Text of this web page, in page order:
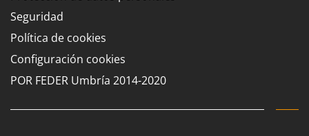
Stäubegeräte für Traktor
Staubsauger - Elektrobesen
T
Teppichreiniger und Teppichbodenreiniger
Infaco
Intec
Intex
Iseki
ITM
Seguridad
Política de cookies
Configuración cookies
POR FEDER Umbría 2014-2020